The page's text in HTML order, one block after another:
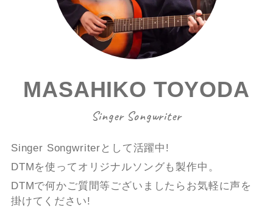
MASAHIKO TOYODA
Singer Songwriter
Singer Songwriterとして活躍中!
DTMを使ってオリジナルソングも製作中。
DTMで何かご質間等ございましたらお気軽に声を
掛けてください!